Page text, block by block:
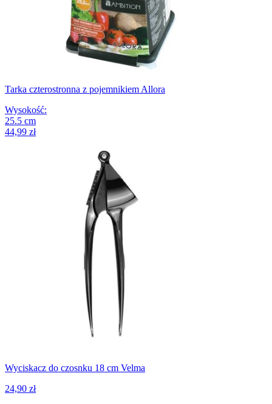
Tarka czterostronna z pojemnikiem Allora
Wysokość:
25.5 cm
44,99 zł
Wyciskacz do czosnku 18 cm Velma
24,90 zł